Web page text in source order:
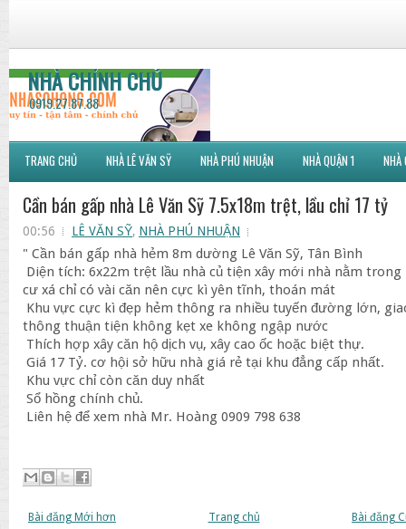
NHÀ CHÍNH CHỦ
0919.27.87.88
TRANG CHỦ NHÀ LÊ VĂN SỸ NHÀ PHÚ NHUẬN NHÀ QUẬN 1 NHÀ
Cần bán gấp nhà Lê Văn Sỹ 7.5x18m trệt, lầu chỉ 17 tỷ
00:56 LÊ VĂN SỸ, NHÀ PHÚ NHUẬN
" Cần bán gấp nhà hẻm 8m dường Lê Văn Sỹ, Tân Bình
Diện tích: 6x22m trệt lầu nhà củ tiện xây mới nhà nằm trong
cư xá chỉ có vài căn nên cực kì yên tĩnh, thoán mát
Khu vực cực kì đẹp hẻm thông ra nhiều tuyến đường lớn,
thông thuận tiện không kẹt xe không ngập nước
Thích hợp xây căn hộ dịch vụ, xây cao ốc hoặc biệt thự.
Giá 17 Tỷ. cơ hội sở hữu nhà giá rẻ tại khu đẳng cấp nhất.
Khu vực chỉ còn căn duy nhất
Sổ hồng chính chủ.
Liên hệ để xem nhà Mr. Hoàng 0909 798 638
Bài đăng Mới hơn Bài đăng
Trang chủ